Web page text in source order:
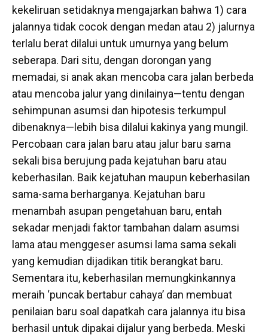
kekeliruan setidaknya mengajarkan bahwa 1) cara
jalannya tidak cocok dengan medan atau 2) jalurnya
terlalu berat dilalui untuk umurnya yang belum
seberapa. Dari situ, dengan dorongan yang
memadai, si anak akan mencoba cara jalan berbeda
atau mencoba jalur yang dinilainya—tentu dengan
sehimpunan asumsi dan hipotesis terkumpul
dibenaknya—lebih bisa dilalui kakinya yang mungil.
Percobaan cara jalan baru atau jalur baru sama
sekali bisa berujung pada kejatuhan baru atau
keberhasilan. Baik kejatuhan maupun keberhasilan
sama-sama berharganya. Kejatuhan baru
menambah asupan pengetahuan baru, entah
sekadar menjadi faktor tambahan dalam asumsi
lama atau menggeser asumsi lama sama sekali
yang kemudian dijadikan titik berangkat baru.
Sementara itu, keberhasilan memungkinkannya
meraih ‘puncak bertabur cahaya’ dan membuat
penilaian baru soal dapatkah cara jalannya itu bisa
berhasil untuk dipakai dijalur yang berbeda. Meski